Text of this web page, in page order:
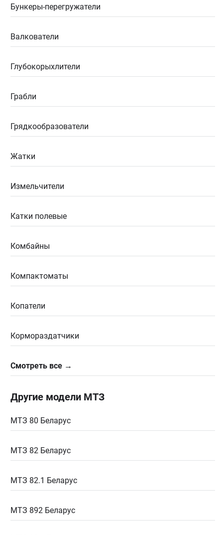
Бункеры-перегружатели
Валкователи
Глубокорыхлители
Грабли
Грядкообразователи
Жатки
Измельчители
Катки полевые
Комбайны
Компактоматы
Копатели
Кормораздатчики
Смотреть все →
Другие модели МТЗ
МТЗ 80 Беларус
МТЗ 82 Беларус
МТЗ 82.1 Беларус
МТЗ 892 Беларус